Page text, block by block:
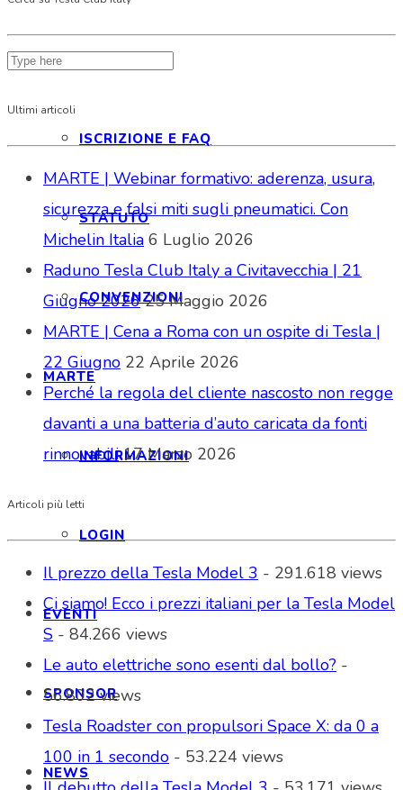
ISCRIZIONE
ISCRIZIONE E FAQ
STATUTO
CONVENZIONI
MARTE
INFORMAZIONI
LOGIN
EVENTI
SPONSOR
NEWS
Ultimi articoli
MARTE | Webinar formativo: aderenza, usura,
sicurezza e falsi miti sugli pneumatici. Con
Michelin Italia 6 Luglio 2026
Raduno Tesla Club Italy a Civitavecchia | 21
Giugno 2026 25 Maggio 2026
MARTE | Cena a Roma con un ospite di Tesla |
22 Giugno 22 Aprile 2026
Perché la regola del cliente nascosto non regge
davanti a una batteria d’auto caricata da fonti
rinnovabili 17 Marzo 2026
Articoli più letti
Il prezzo della Tesla Model 3 - 291.618 views
Ci siamo! Ecco i prezzi italiani per la Tesla Model
S - 84.266 views
Le auto elettriche sono esenti dal bollo? -
56.802 views
Tesla Roadster con propulsori Space X: da 0 a
100 in 1 secondo - 53.224 views